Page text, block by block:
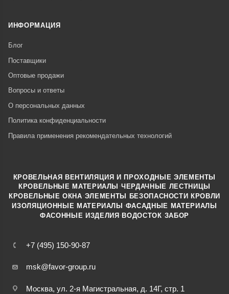
ИНФОРМАЦИЯ
Блог
Поставщики
Оптовые продажи
Вопросы и ответы
О персональных данных
Политика конфиденциальности
Правила применения рекомендательных технологий
+7 (495) 150-90-87
msk@favor-group.ru
Москва, ул. 2-я Магистральная, д. 14Г, стр. 1
КРОВЕЛЬНАЯ ВЕНТИЛЯЦИЯ И ПРОХОДНЫЕ ЭЛЕМЕНТЫ
КРОВЕЛЬНЫЕ МАТЕРИАЛЫ ·ЧЕРДАЧНЫЕ ЛЕСТНИЦЫ
КРОВЕЛЬНЫЕ ОКНА ·ЭЛЕМЕНТЫ БЕЗОПАСНОСТИ КРОВЛИ
ИЗОЛЯЦИОННЫЕ МАТЕРИАЛЫ ·ФАСАДНЫЕ МАТЕРИАЛЫ
ФАСОННЫЕ ИЗДЕЛИЯ·ВОДОСТОК ·ЗАБОР